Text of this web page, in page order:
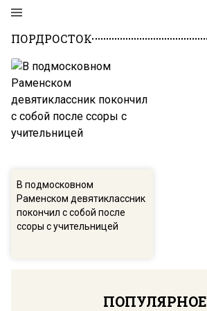
ПОРДРОСТОК
В подмосковном
Раменском девятиклассник
покончил с собой после
ссоры с учительницей
ПОПУЛЯРНОЕ